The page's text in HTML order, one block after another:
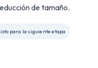
de tamaño.
para la siguiente etapa